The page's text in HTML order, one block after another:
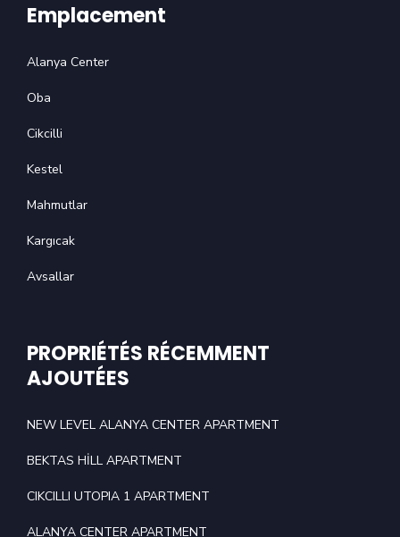
Emplacement
Alanya Center
Oba
Cikcilli
Kestel
Mahmutlar
Kargıcak
Avsallar
PROPRIÉTÉS RÉCEMMENT
AJOUTÉES
NEW LEVEL ALANYA CENTER APARTMENT
BEKTAS HİLL APARTMENT
CIKCILLI UTOPIA 1 APARTMENT
ALANYA CENTER APARTMENT